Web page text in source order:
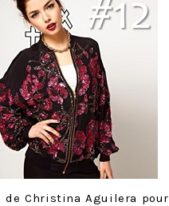
de Christina Aguilera pour